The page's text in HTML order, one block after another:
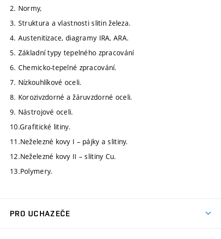
2. Normy,
3. Struktura a vlastnosti slitin železa.
4. Austenitizace, diagramy IRA, ARA.
5. Základní typy tepelného zpracování
6. Chemicko-tepelné zpracování.
7. Nízkouhlíkové oceli.
8. Korozivzdorné a žáruvzdorné oceli.
9. Nástrojové oceli.
10.Grafitické litiny.
11.Neželezné kovy I – pájky a slitiny.
12.Neželezné kovy II – slitiny Cu.
13.Polymery.
PRO UCHAZEČE